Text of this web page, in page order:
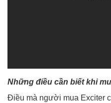
Những điều cần biết khi
Điều mà người mua Exciter